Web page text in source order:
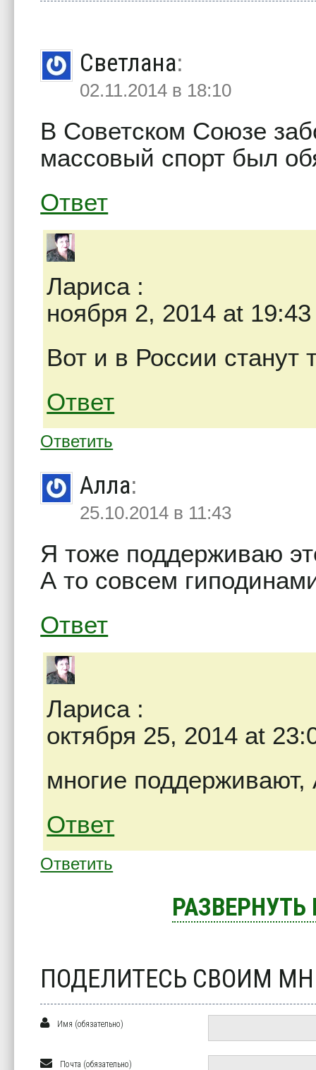
Светлана:
02.11.2014 в 18:10
В Советском Союзе
массовый спорт был
Ответ
Лариса :
ноября 2, 2014 at 19:43
Вот и в России станут
Ответ
Ответить
Алла:
25.10.2014 в 11:43
Я тоже поддерживаю
А то совсем
Ответ
Лариса :
октября 25, 2014 at
многие
Ответ
Ответить
ПОДЕЛИТЕСЬ СВОИМ
Имя (обязательно)
Почта (обязательно)